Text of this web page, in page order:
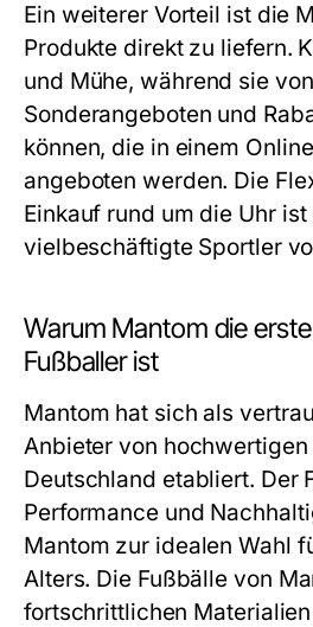
Ein weiterer Vorteil ist die
Produkte direkt zu liefern.
und Mühe, während sie von
Sonderangeboten und
können, die in einem
angeboten werden. Die
Einkauf rund um die Uhr
vielbeschäftigte Sportler
Warum Mantom die
Fußballer ist
Mantom hat sich als
Anbieter von hochwertigen
Deutschland etabliert. Der
Performance und
Mantom zur idealen Wahl
Alters. Die Fußbälle von
fortschrittlichen